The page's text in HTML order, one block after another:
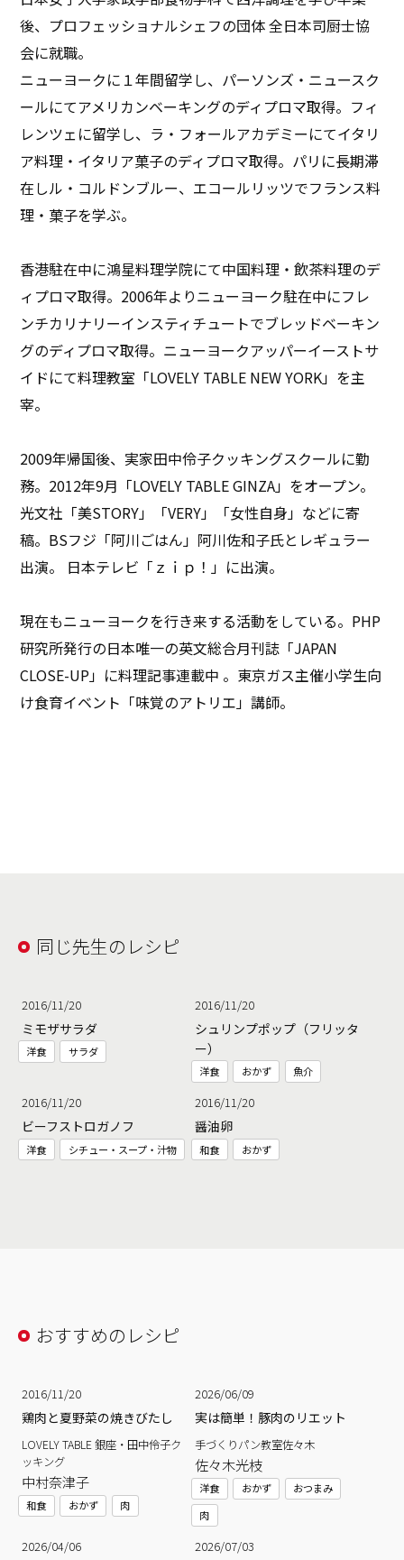
後、プロフェッショナルシェフの団体 全日本司厨士協
会に就職。
ニューヨークに１年間留学し、パーソンズ・ニュースク
ールにてアメリカンベーキングのディプロマ取得。フィ
レンツェに留学し、ラ・フォールアカデミーにてイタリ
ア料理・イタリア菓子のディプロマ取得。パリに長期滞
在しル・コルドンブルー、エコールリッツでフランス料
理・菓子を学ぶ。
香港駐在中に鴻星料理学院にて中国料理・飲茶料理のデ
ィプロマ取得。2006年よりニューヨーク駐在中にフレ
ンチカリナリーインスティチュートでブレッドベーキン
グのディプロマ取得。ニューヨークアッパーイーストサ
イドにて料理教室「LOVELY TABLE NEW YORK」を主
宰。
2009年帰国後、実家田中伶子クッキングスクールに勤
務。2012年9月「LOVELY TABLE GINZA」をオープン。
光文社「美STORY」「VERY」「女性自身」などに寄
稿。BSフジ「阿川ごはん」阿川佐和子氏とレギュラー
出演。 日本テレビ「ｚｉｐ！」に出演。
現在もニューヨークを行き来する活動をしている。PHP
研究所発行の日本唯一の英文総合月刊誌「JAPAN
CLOSE-UP」に料理記事連載中 。東京ガス主催小学生向
け食育イベント「味覚のアトリエ」講師。
同じ先生のレシピ
2016/11/20
ミモザサラダ
洋食 サラダ
2016/11/20
シュリンプポップ（フリッタ
ー）
洋食 おかず 魚介
2016/11/20
ビーフストロガノフ
洋食 シチュー・スープ・汁物
2016/11/20
醤油卵
和食 おかず
おすすめのレシピ
2016/11/20
鶏肉と夏野菜の焼きびたし
LOVELY TABLE 銀座・田中伶子ク
ッキング
中村奈津子
和食 おかず 肉
2026/06/09
実は簡単！豚肉のリエット
手づくりパン教室佐々木
佐々木光枝
洋食 おかず
おつまみ
肉
2026/04/06 2026/07/03